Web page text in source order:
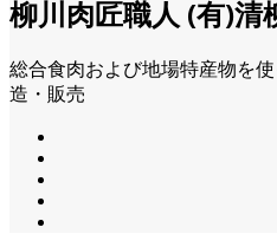
柳川肉匠職人 (有)清
総合食肉および地場特産物を
造・販売